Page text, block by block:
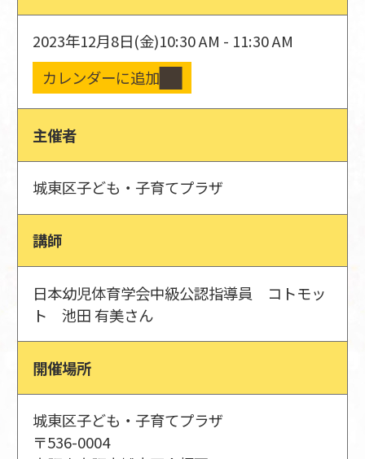
2023年12月8日(金)10:30 AM - 11:30 AM
カレンダーに追加
主催者
城東区子ども・子育てプラザ
講師
日本幼児体育学会中級公認指導員 コトモッ
ト 池田 有美さん
開催場所
城東区子ども・子育てプラザ
〒536-0004